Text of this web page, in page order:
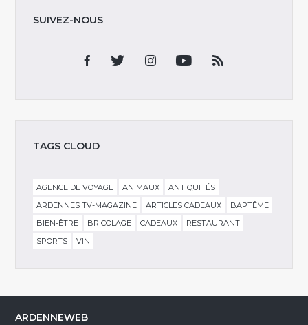
SUIVEZ-NOUS
TAGS CLOUD
AGENCE DE VOYAGE ANIMAUX
ANTIQUITÉS
ARDENNES TV-MAGAZINE
ARTICLES CADEAUX
BAPTÊME
BIEN-ÊTRE
BRICOLAGE CADEAUX
RESTAURANT
SPORTS
VIN
ARDENNEWEB